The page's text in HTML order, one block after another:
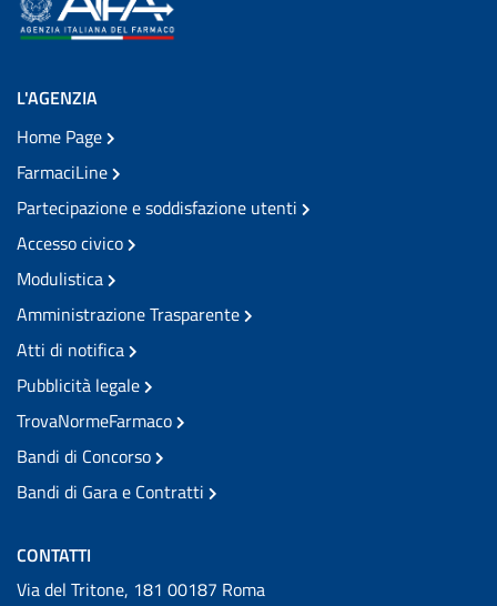
L'AGENZIA
Home Page
FarmaciLine
Partecipazione e soddisfazione utenti
Accesso civico
Modulistica
Amministrazione Trasparente
Atti di notifica
Pubblicità legale
TrovaNormeFarmaco
Bandi di Concorso
Bandi di Gara e Contratti
CONTATTI
Via del Tritone, 181 00187 Roma